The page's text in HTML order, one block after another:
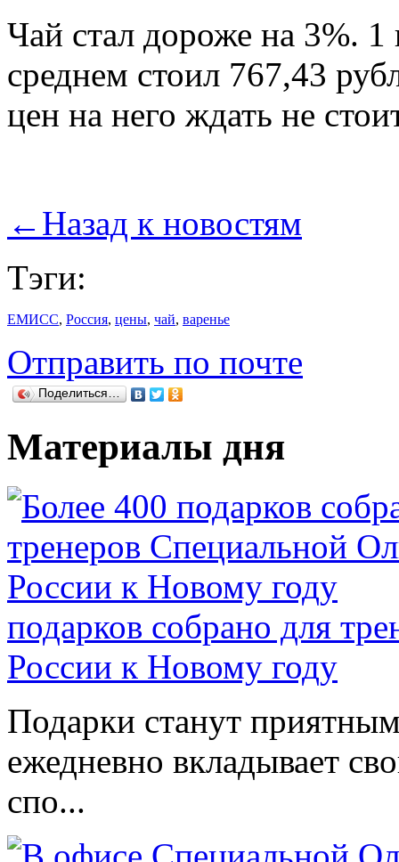
Чай стал дороже на 3%. 1
среднем стоил 767,43
цен на него ждать не
← Назад к новостям
Тэги:
ЕМИСС, Россия, цены, чай, варенье
Отправить по почте
Поделиться…
Материалы дня
подарков собрано для
России к Новому году
Подарки станут
ежедневно вкладывает
спо...